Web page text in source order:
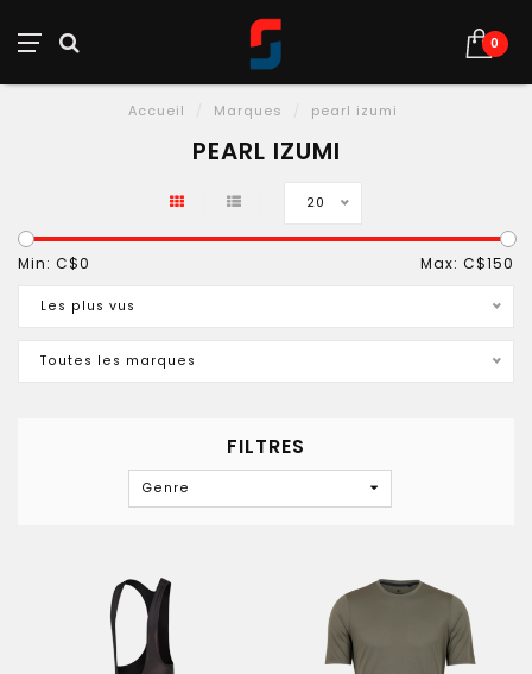
0
Accueil Marques pearl izumi
PEARL IZUMI
20
Min: C$0 Max: C$150
Les plus vus
Toutes les marques
FILTRES
Genre